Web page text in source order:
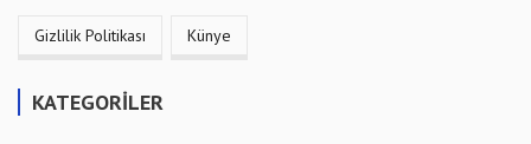
Gizlilik Politikası Künye
KATEGORİLER